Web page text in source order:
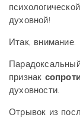
духовной!
Итак, внимание.
признак
духовности.
Отрывок из